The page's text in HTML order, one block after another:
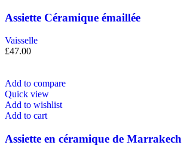
Assiette Céramique émaillée
Vaisselle
£47.00
Add to compare
Quick view
Add to wishlist
Add to cart
Assiette en céramique de Marrakech